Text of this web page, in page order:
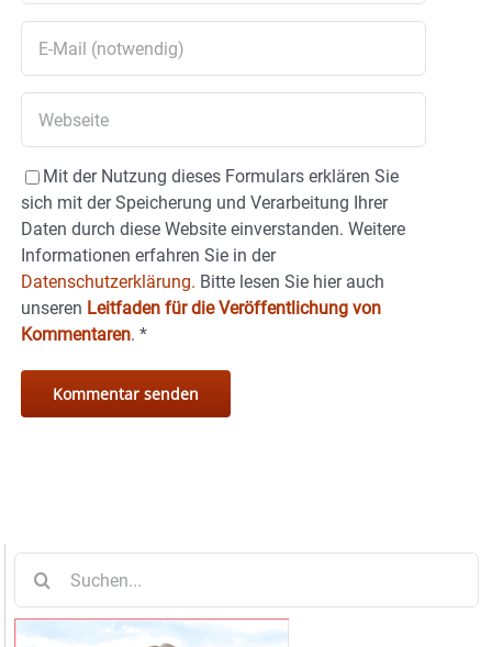
Mit der Nutzung dieses Formulars erklären Sie
sich mit der Speicherung und Verarbeitung Ihrer
Daten durch diese Website einverstanden. Weitere
Informationen erfahren Sie in der
Datenschutzerklärung. Bitte lesen Sie hier auch
unseren Leitfaden für die Veröffentlichung von
Kommentaren. *
nach: